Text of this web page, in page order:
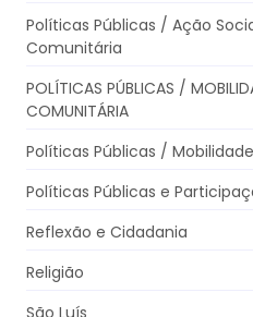
Políticas Públicas / Ação
Comunitária
POLÍTICAS PÚBLICAS /
COMUNITÁRIA
Políticas Públicas /
Políticas Públicas e
Reflexão e Cidadania
Religião
São Luís